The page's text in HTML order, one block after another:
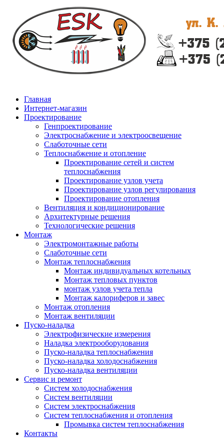
Главная
Интернет-магазин
Проектирование
Генпроектирование
Электроснабжение и электроосвещение
Слаботочные сети
Теплоснабжение и отопление
Проектирование сетей и систем
теплоснабжения
Проектирование узлов учета
Проектирование узлов регулирования
Проектирование отопления
Вентиляция и кондиционирование
Архитектурные решения
Технологические решения
Монтаж
Электромонтажные работы
Слаботочные сети
Монтаж теплоснабжения
Монтаж индивидуальных котельных
Монтаж тепловых пунктов
монтаж узлов учета тепла
Монтаж калориферов и завес
Монтаж отопления
Монтаж вентиляции
Пуско-наладка
Электрофизические измерения
Наладка электрооборудования
Пуско-наладка теплоснабжения
Пуско-наладка холодоснабжения
Пуско-наладка вентиляции
Сервис и ремонт
Систем холодоснабжения
Систем вентиляции
Систем электроснабжения
Систем теплоснабжения и отопления
Промывка систем теплоснабжения
Контакты